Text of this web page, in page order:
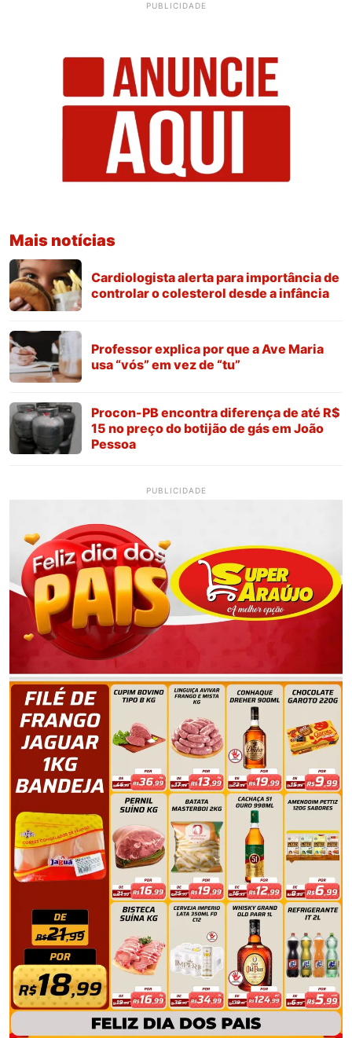
PUBLICIDADE
Mais notícias
Cardiologista alerta para importância de
controlar o colesterol desde a infância
Professor explica por que a Ave Maria
usa “vós” em vez de “tu”
Procon-PB encontra diferença de até R$
15 no preço do botijão de gás em João
Pessoa
PUBLICIDADE